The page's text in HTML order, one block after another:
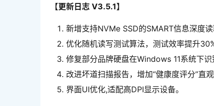
【更新日志 V3.5.1】
新增支持NVMe SSD的SMART信息深度读
优化随机读写测试算法，测试效率提升30%
修复部分品牌硬盘在Windows 11系统下识
改进坏道扫描报告，增加“健康度评分”直观
界面UI优化,适配高DPI显示设备。